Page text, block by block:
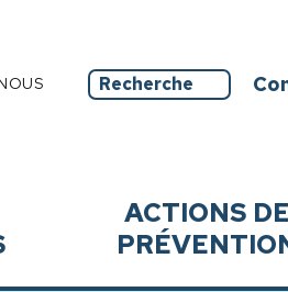
ACTIONS DE